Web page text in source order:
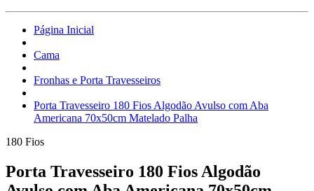
Página Inicial
Cama
Fronhas e Porta Travesseiros
Porta Travesseiro 180 Fios Algodão Avulso com Aba
Americana 70x50cm Matelado Palha
180 Fios
Porta Travesseiro 180 Fios Algodão